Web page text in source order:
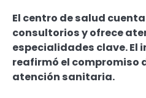
El centro de salud
consultorios y ofrece
especialidades clave. El
reafirmó el compromiso
atención sanitaria.